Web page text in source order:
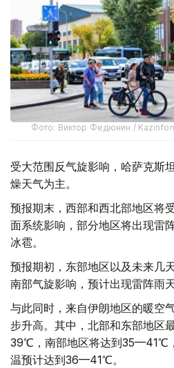
Фото: Виктор Федюнин /
受大范围反气旋影响，哈萨克斯
燥天气为主。
预报期末，西部和西北部地区将
面系统影响，部分地区将出现雷
冰雹。
预报期初，东部地区以及未来几
南部气旋影响，预计出现雷阵雨天
与此同时，来自伊朗地区的暖空
步升高。其中，北部和东部地区
39℃，南部地区将达到35—41℃
温预计达到36—41℃。